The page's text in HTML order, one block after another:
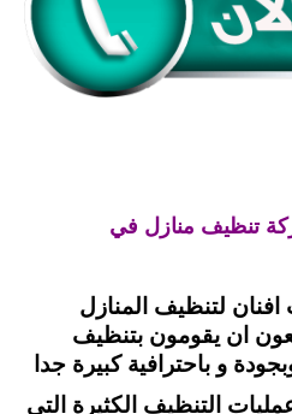
تنظيف منازل في
لتنظيف المنازل
ان يقومون بتنظيف
و باحترافية كبيرة جدا
التنظيف الكثيرة التي